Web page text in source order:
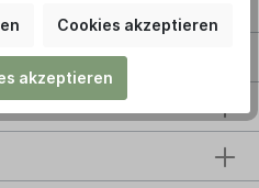
Cookies akzeptieren
akzeptieren